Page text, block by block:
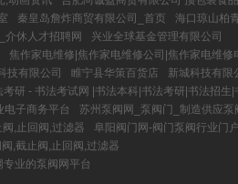
秦皇岛詹炸商贸有限公司_首页
海口琼山柏
介休人才招聘网
兴业全球基金管理有限公司
焦作家电维修|焦作家电维修公司|焦作家电维修
技有限公司 睢宁县华策百货店
新城科技有限
考研 - 书法考试网 |书法本科|书法考研|书法招生|
电子商务平台
苏州泵阀网_泵阀门_制造供应泵
,止回阀,过滤器
阜阳阀门网-阀门泵阀行业门
,截止阀,止回阀,过滤器
业的泵阀网平台